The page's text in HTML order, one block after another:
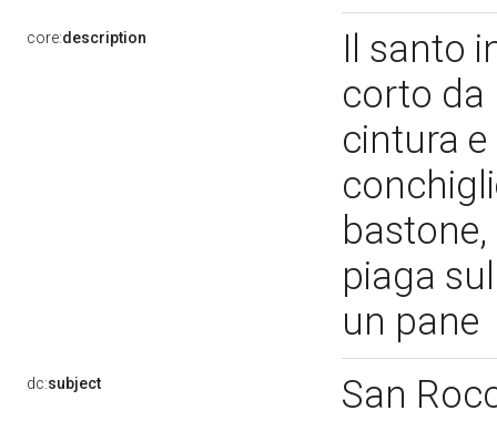
core:description
Il santo
corto da
cintura
piaga
un pane
dc:subject San